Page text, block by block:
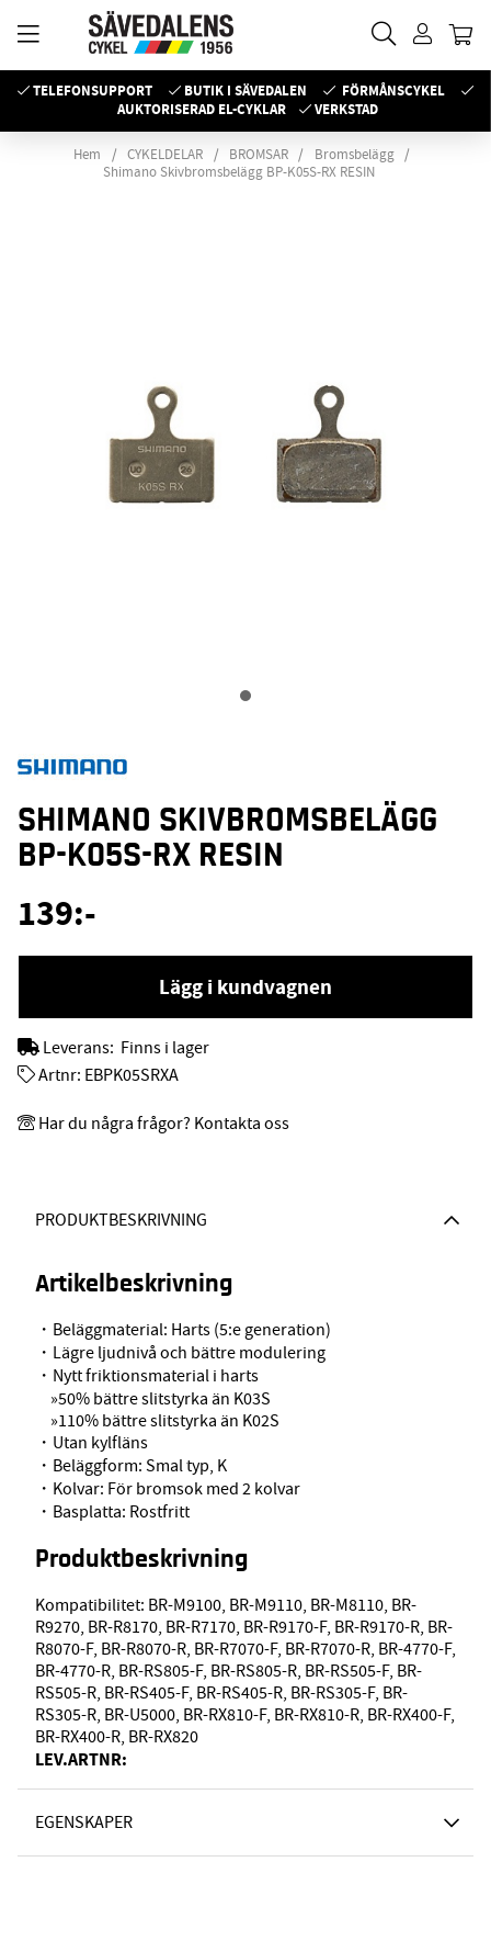
TELEFONSUPPORT BUTIK I SÄVEDALEN
FÖRMÅNSCYKEL
AUKTORISERAD EL-CYKLAR
VERKSTAD
Hem CYKELDELAR BROMSAR
Bromsbelägg
Shimano Skivbromsbelägg BP-K05S-RX RESIN
PRODUKTBESKRIVNING
Artikelbeskrivning
・Beläggmaterial: Harts (5:e generation)
・Lägre ljudnivå och bättre modulering
・Nytt friktionsmaterial i harts
»50% bättre slitstyrka än K03S
»110% bättre slitstyrka än K02S
・Utan kylfläns
・Beläggform: Smal typ, K
・Kolvar: För bromsok med 2 kolvar
・Basplatta: Rostfritt
Produktbeskrivning
Kompatibilitet: BR-M9100, BR-M9110, BR-M8110, BR-
R9270, BR-R8170, BR-R7170, BR-R9170-F, BR-R9170-R, BR-
R8070-F, BR-R8070-R, BR-R7070-F, BR-R7070-R, BR-4770-F,
BR-4770-R, BR-RS805-F, BR-RS805-R, BR-RS505-F, BR-
RS505-R, BR-RS405-F, BR-RS405-R, BR-RS305-F, BR-
RS305-R, BR-U5000, BR-RX810-F, BR-RX810-R, BR-RX400-F,
BR-RX400-R, BR-RX820
LEV.ARTNR:
EGENSKAPER
SHIMANO SKIVBROMSBELÄGG
BP-K05S-RX RESIN
139:-
Lägg i kundvagnen
Leverans: Finns i lager
Artnr: EBPK05SRXA
Har du några frågor? Kontakta oss